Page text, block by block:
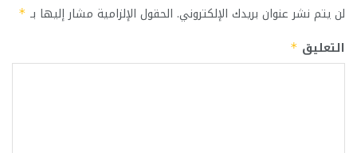
لن يتم نشر عنوان بريدك الإلكتروني. الحقول الإلزامية مشار إليها بـ *
التعليق *